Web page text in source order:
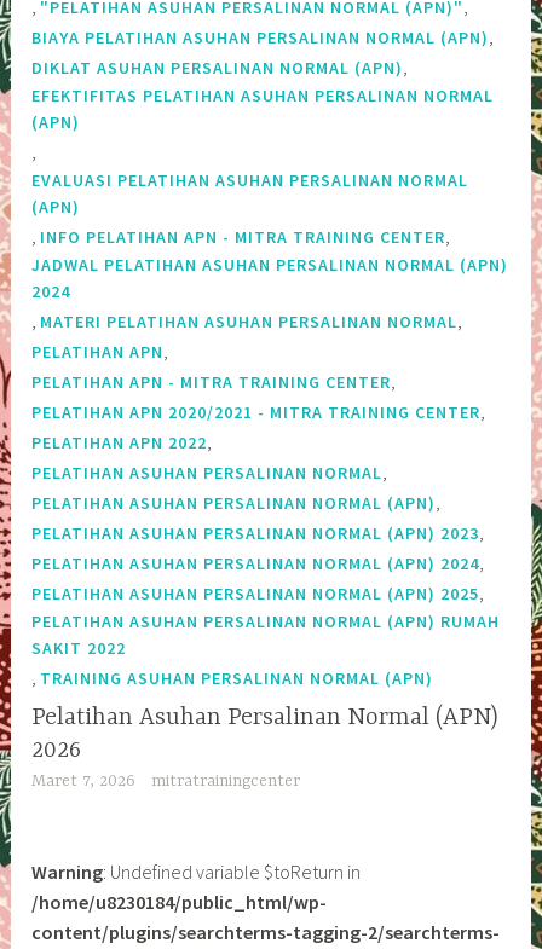
, "PELATIHAN ASUHAN PERSALINAN NORMAL (APN)",
BIAYA PELATIHAN ASUHAN PERSALINAN NORMAL (APN),
DIKLAT ASUHAN PERSALINAN NORMAL (APN),
EFEKTIFITAS PELATIHAN ASUHAN PERSALINAN NORMAL
(APN)
,
EVALUASI PELATIHAN ASUHAN PERSALINAN NORMAL
(APN)
, INFO PELATIHAN APN - MITRA TRAINING CENTER,
JADWAL PELATIHAN ASUHAN PERSALINAN NORMAL (APN)
2024
, MATERI PELATIHAN ASUHAN PERSALINAN NORMAL,
PELATIHAN APN,
PELATIHAN APN - MITRA TRAINING CENTER,
PELATIHAN APN 2020/2021 - MITRA TRAINING CENTER,
PELATIHAN APN 2022,
PELATIHAN ASUHAN PERSALINAN NORMAL,
PELATIHAN ASUHAN PERSALINAN NORMAL (APN),
PELATIHAN ASUHAN PERSALINAN NORMAL (APN) 2023,
PELATIHAN ASUHAN PERSALINAN NORMAL (APN) 2024,
PELATIHAN ASUHAN PERSALINAN NORMAL (APN) 2025,
PELATIHAN ASUHAN PERSALINAN NORMAL (APN) RUMAH
SAKIT 2022
, TRAINING ASUHAN PERSALINAN NORMAL (APN)
Pelatihan Asuhan Persalinan Normal (APN)
2026
Maret 7, 2026 mitratrainingcenter
Warning: Undefined variable $toReturn in
/home/u8230184/public_html/wp-
content/plugins/searchterms-tagging-2/searchterms-